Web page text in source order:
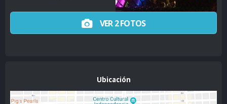
VER 2 FOTOS
Ubicación